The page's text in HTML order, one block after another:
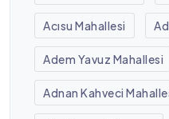
Acısu Mahallesi
Adem Yavuz Mahallesi
Adnan Kahveci